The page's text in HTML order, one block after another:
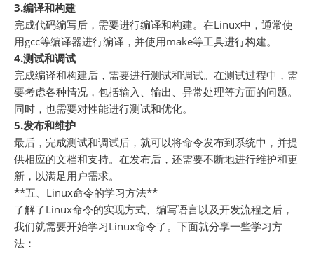
3.编译和构建
完成代码编写后，需要进行编译和构建。在Linux中，通常使
用gcc等编译器进行编译，并使用make等工具进行构建。
4.测试和调试
完成编译和构建后，需要进行测试和调试。在测试过程中，需
要考虑各种情况，包括输入、输出、异常处理等方面的问题。
同时，也需要对性能进行测试和优化。
5.发布和维护
最后，完成测试和调试后，就可以将命令发布到系统中，并提
供相应的文档和支持。在发布后，还需要不断地进行维护和更
新，以满足用户需求。
**五、Linux命令的学习方法**
了解了Linux命令的实现方式、编写语言以及开发流程之后，
我们就需要开始学习Linux命令了。下面就分享一些学习方
法：